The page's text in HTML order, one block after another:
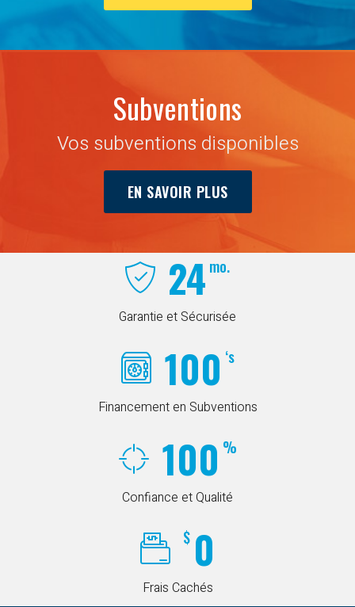
Subventions
Vos subventions disponibles
EN SAVOIR PLUS
24 mo.
Garantie et Sécurisée
100 ‘s
Financement en Subventions
100 %
Confiance et Qualité
$ 0
Frais Cachés